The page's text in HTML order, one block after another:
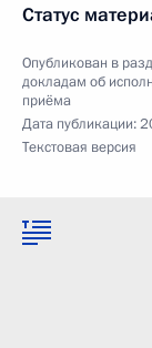
Статус
Опубликован в
докладам об
приёма
Дата публикации:
Текстовая версия